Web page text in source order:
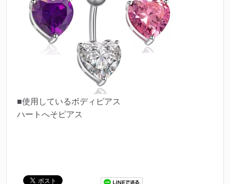
■使用しているボディピアス
ハートへそピアス